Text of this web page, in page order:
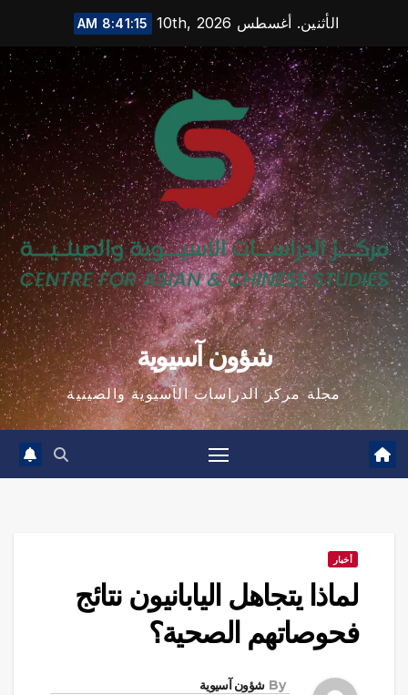
content
الأثنين. أغسطس 10th, 2026 8:41:15 AM
شؤون آسيوية
مجلة مركز الدراسات الآسيوية والصينية
أخبار
لماذا يتجاهل اليابانيون نتائج
فحوصاتهم الصحية؟
By شؤون آسيوية